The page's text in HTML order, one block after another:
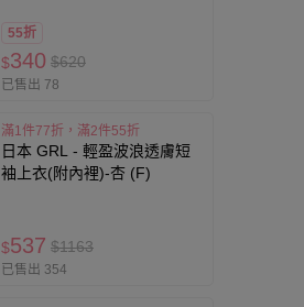
55折
$340 $620
已售出 78
滿1件77折，滿2件55折
日本 GRL - 輕盈波浪透膚短
袖上衣(附內裡)-杏 (F)
$537 $1163
已售出 354